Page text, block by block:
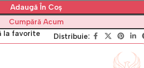
Adaugă În Coș
Cumpără Acum
la favorite Distribuie: